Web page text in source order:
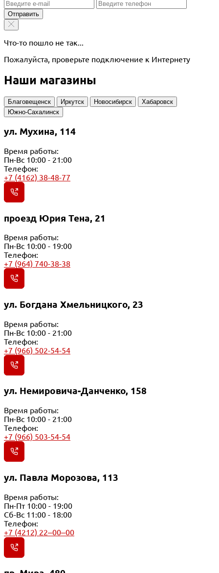
Отправить
Что-то пошло не так...
Пожалуйста, проверьте подключение к Интернету
Наши магазины
Благовещенск Иркутск Новосибирск
Хабаровск
Южно-Сахалинск
ул. Мухина, 114
Время работы:
Пн-Вс 10:00 - 21:00
Телефон:
+7 (4162) 38-48-77
проезд Юрия Тена, 21
Время работы:
Пн-Вс 10:00 - 19:00
Телефон:
+7 (964) 740-38-38
ул. Богдана Хмельницкого, 23
Время работы:
Пн-Вс 10:00 - 21:00
Телефон:
+7 (966) 502-54-54
ул. Немировича-Данченко, 158
Время работы:
Пн-Вс 10:00 - 21:00
Телефон:
+7 (966) 503-54-54
ул. Павла Морозова, 113
Время работы:
Пн-Пт 10:00 - 19:00
Сб-Вс 11:00 - 18:00
Телефон:
+7 (4212) 22‒00‒00